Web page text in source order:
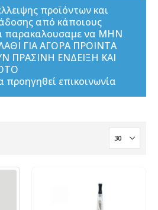
προϊόντων και
από κάποιους
παρακαλουσαμε να ΜΗΝ
ΓΙΑ ΑΓΟΡΑ ΠΡΟΙΝΤΑ
ΠΡΑΣΙΝΗ ΕΝΔΕΙΞΗ ΚΑΙ
επικοινωνία